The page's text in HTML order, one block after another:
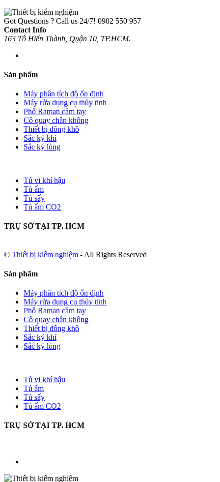
Got Questions ? Call us 24/7! 0902 550 957
Contact Info
163 Tô Hiến Thành, Quận 10, TP.HCM.
Sản phẩm
Máy phân tích độ ổn định
Máy rửa dụng cụ thủy tinh
Phổ Raman cầm tay
Cô quay chân không
Thiết bị đông khô
Sắc ký khí
Sắc ký lỏng
Tủ vi khí hậu
Tủ ấm
Tủ sấy
Tủ ấm CO2
TRỤ SỞ TẠI TP. HCM
© Thiết bị kiểm nghiệm - All Rights Reserved
Sản phẩm
Máy phân tích độ ổn định
Máy rửa dụng cụ thủy tinh
Phổ Raman cầm tay
Cô quay chân không
Thiết bị đông khô
Sắc ký khí
Sắc ký lỏng
Tủ vi khí hậu
Tủ ấm
Tủ sấy
Tủ ấm CO2
TRỤ SỞ TẠI TP. HCM